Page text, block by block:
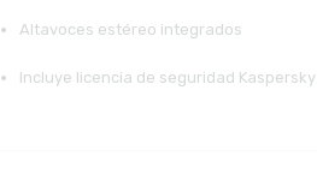
Altavoces estéreo integrados
Incluye licencia de seguridad Kaspersky